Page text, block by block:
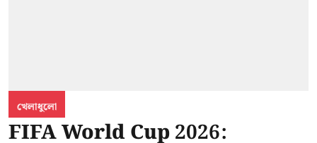
খেলাধুলো
FIFA World Cup 2026: